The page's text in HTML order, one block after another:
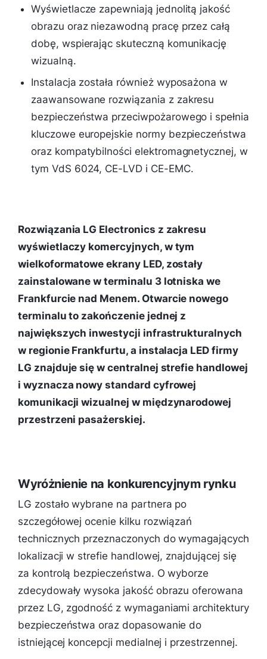
Wyświetlacze zapewniają jednolitą jakość
obrazu oraz niezawodną pracę przez całą
dobę, wspierając skuteczną komunikację
wizualną.
Instalacja została również wyposażona w
zaawansowane rozwiązania z zakresu
bezpieczeństwa przeciwpożarowego i spełnia
kluczowe europejskie normy bezpieczeństwa
oraz kompatybilności elektromagnetycznej, w
tym VdS 6024, CE-LVD i CE-EMC.
Rozwiązania LG Electronics z zakresu
wyświetlaczy komercyjnych, w tym
wielkoformatowe ekrany LED, zostały
zainstalowane w terminalu 3 lotniska we
Frankfurcie nad Menem. Otwarcie nowego
terminalu to zakończenie jednej z
największych inwestycji infrastrukturalnych
w regionie Frankfurtu, a instalacja LED firmy
LG znajduje się w centralnej strefie handlowej
i wyznacza nowy standard cyfrowej
komunikacji wizualnej w międzynarodowej
przestrzeni pasażerskiej.
Wyróżnienie na konkurencyjnym rynku
LG zostało wybrane na partnera po
szczegółowej ocenie kilku rozwiązań
technicznych przeznaczonych do wymagających
lokalizacji w strefie handlowej, znajdującej się
za kontrolą bezpieczeństwa. O wyborze
zdecydowały wysoka jakość obrazu oferowana
przez LG, zgodność z wymaganiami architektury
bezpieczeństwa oraz dopasowanie do
istniejącej koncepcji medialnej i przestrzennej.